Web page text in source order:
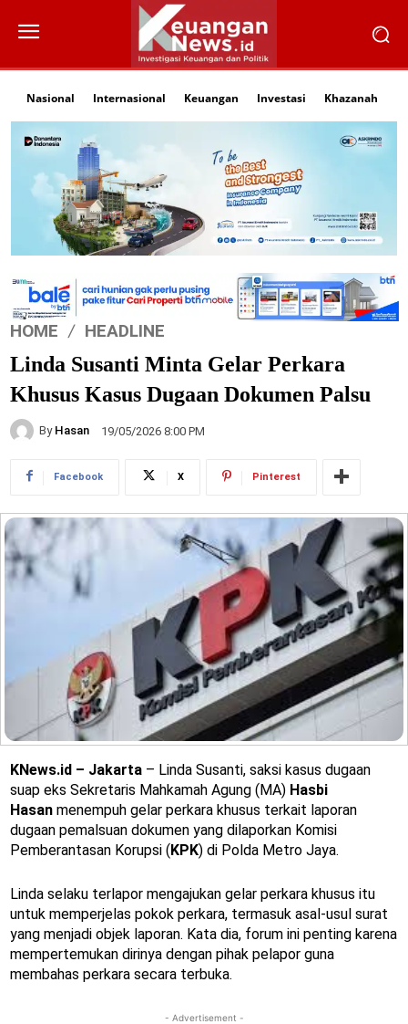
Nasional Internasional Keuangan Investasi Khazanah
HOME HEADLINE
Linda Susanti Minta Gelar Perkara
Khusus Kasus Dugaan Dokumen Palsu
By Hasan 19/05/2026 8:00 PM
Facebook X Pinterest
KNews.id – Jakarta – Linda Susanti, saksi kasus dugaan
suap eks Sekretaris Mahkamah Agung (MA) Hasbi
Hasan menempuh gelar perkara khusus terkait laporan
dugaan pemalsuan dokumen yang dilaporkan Komisi
Pemberantasan Korupsi (KPK) di Polda Metro Jaya.
Linda selaku terlapor mengajukan gelar perkara khusus itu
untuk memperjelas pokok perkara, termasuk asal-usul surat
yang menjadi objek laporan. Kata dia, forum ini penting karena
mempertemukan dirinya dengan pihak pelapor guna
membahas perkara secara terbuka.
- Advertisement -